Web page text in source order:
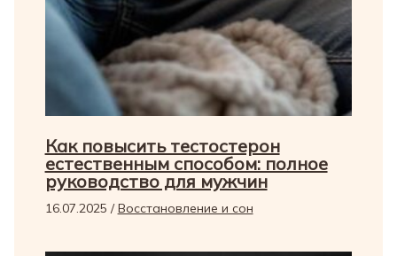
Как повысить тестостерон
естественным способом: полное
руководство для мужчин
16.07.2025 /Восстановление и сон